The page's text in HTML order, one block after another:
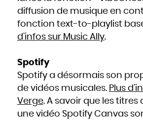
diffusion de musique en
fonction text-to-playlist
d’infos sur Music Ally.
Spotify
Spotify a désormais son
de vidéos musicales. Plus
Verge. A savoir que les titres
une vidéo Spotify Canvas